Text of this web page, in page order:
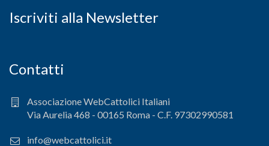
Iscriviti alla Newsletter
Contatti
Associazione WebCattolici Italiani
Via Aurelia 468 - 00165 Roma - C.F. 97302990581
info@webcattolici.it